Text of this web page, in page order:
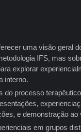
uma visão geral
IFS, mas
explorar
interno.
do processo
e demonstração ao
em grupos